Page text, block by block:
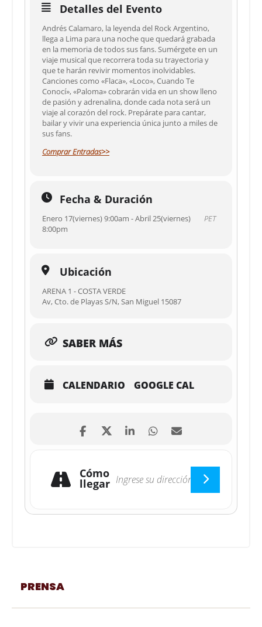
Detalles del Evento
Andrés Calamaro, la leyenda del Rock Argentino,
llega a Lima para una noche que quedará grabada
en la memoria de todos sus fans. Sumérgete en un
viaje musical que recorrera toda su trayectoria y
que te harán revivir momentos inolvidables.
Canciones como «Flaca», «Loco», Cuando Te
Conocí», «Paloma» cobrarán vida en un show lleno
de pasión y adrenalina, donde cada nota será un
viaje al corazón del rock. Prepárate para cantar,
bailar y vivir una experiencia única junto a miles de
sus fans.
Comprar Entradas>>
Fecha & Duración
Enero 17(viernes) 9:00am - Abril 25(viernes)
8:00pm
PET
Ubicación
ARENA 1 - COSTA VERDE
Av, Cto. de Playas S/N, San Miguel 15087
SABER MÁS
CALENDARIO GOOGLE CAL
Cómo
llegar
PRENSA